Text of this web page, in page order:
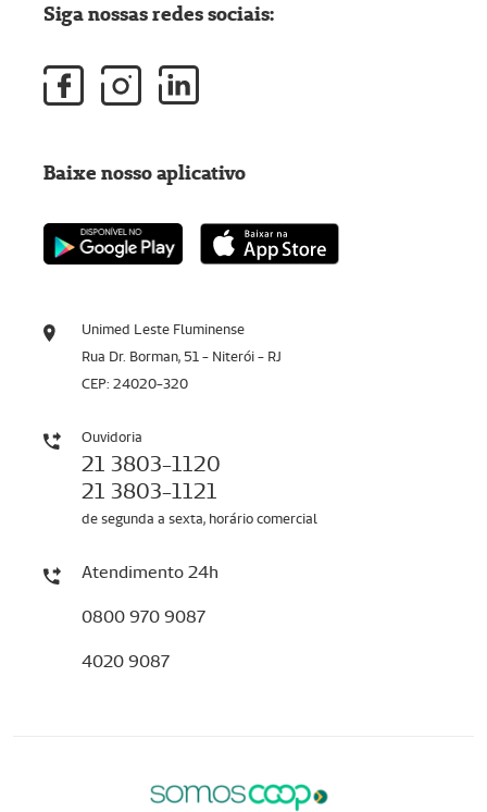
Unimed Leste Fluminense
Rua Dr. Borman, 51 - Niterói - RJ
CEP: 24020-320
Ouvidoria
21 3803-1120
21 3803-1121
de segunda a sexta, horário comercial
Atendimento 24h
0800 970 9087
4020 9087
Siga nossas redes sociais:
Baixe nosso aplicativo